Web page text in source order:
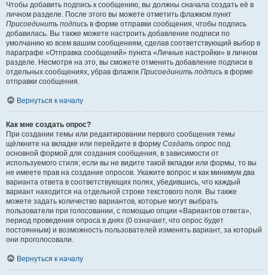
Чтобы добавить подпись к сообщению, вы должны сначала создать её в
личном разделе. После этого вы можете отметить флажком пункт
Присоединить подпись в форме отправки сообщения, чтобы подпись
добавилась. Вы также можете настроить добавление подписи по
умолчанию ко всем вашим сообщениям, сделав соответствующий выбор в
параграфе «Отправка сообщений» пункта «Личные настройки» в личном
разделе. Несмотря на это, вы сможете отменить добавление подписи в
отдельных сообщениях, убрав флажок Присоединить подпись в форме
отправки сообщения.
Вернуться к началу
Как мне создать опрос?
При создании темы или редактировании первого сообщения темы
щёлкните на вкладке или перейдите в форму Создать опрос под
основной формой для создания сообщения, в зависимости от
используемого стиля; если вы не видите такой вкладки или формы, то вы
не имеете прав на создание опросов. Укажите вопрос и как минимум два
варианта ответа в соответствующих полях, убедившись, что каждый
вариант находится на отдельной строке текстового поля. Вы также
можете задать количество вариантов, которые могут выбрать
пользователи при голосовании, с помощью опции «Вариантов ответа»,
период проведения опроса в днях (0 означает, что опрос будет
постоянным) и возможность пользователей изменять вариант, за который
они проголосовали.
Вернуться к началу